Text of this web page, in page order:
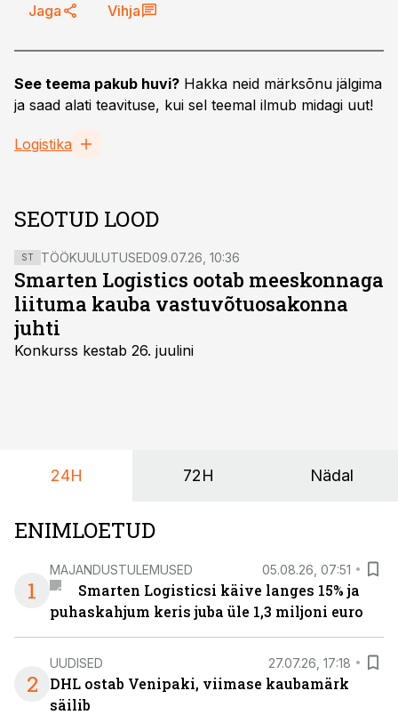
Jaga Vihja
See teema pakub huvi? Hakka neid märksõnu jälgima
ja saad alati teavituse, kui sel teemal ilmub midagi uut!
Logistika
SEOTUD LOOD
ST TÖÖKUULUTUSED09.07.26, 10:36
Smarten Logistics ootab meeskonnaga
liituma kauba vastuvõtuosakonna
juhti
Konkurss kestab 26. juulini
24H 72H Nädal
ENIMLOETUD
1
MAJANDUSTULEMUSED 05.08.26, 07:51
Smarten Logisticsi käive langes 15% ja
puhaskahjum keris juba üle 1,3 miljoni euro
2
UUDISED 27.07.26, 17:18
DHL ostab Venipaki, viimase kaubamärk
säilib